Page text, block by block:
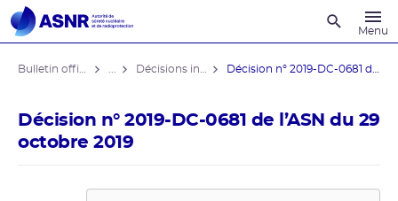
Menu
Décision n° 2019-DC-0681 de l’ASN du 29
octobre 2019